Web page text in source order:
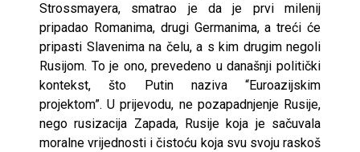
Strossmayera, smatrao je da je prvi milenij
pripadao Romanima, drugi Germanima, a treći će
pripasti Slavenima na čelu, a s kim drugim negoli
Rusijom. To je ono, prevedeno u današnji politički
kontekst, što Putin naziva “Euroazijskim
projektom”. U prijevodu, ne pozapadnjenje Rusije,
nego rusizacija Zapada, Rusije koja je sačuvala
moralne vrijednosti i čistoću koja svu svoju raskoš